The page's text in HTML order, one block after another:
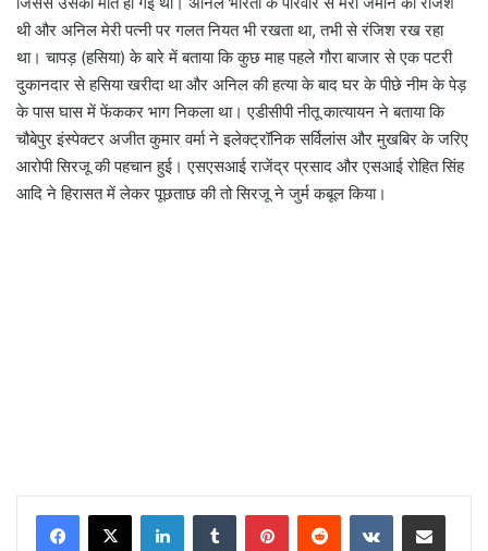
थी और अनिल मेरी पत्नी पर गलत नियत भी रखता था, तभी से रंजिश रख रहा
था। चापड़ (हसिया) के बारे में बताया कि कुछ माह पहले गौरा बाजार से एक पटरी
दुकानदार से हसिया खरीदा था और अनिल की हत्या के बाद घर के पीछे नीम के पेड़
के पास घास में फेंककर भाग निकला था। एडीसीपी नीतू कात्यायन ने बताया कि
चौबेपुर इंस्पेक्टर अजीत कुमार वर्मा ने इलेक्ट्रॉनिक सर्विलांस और मुखबिर के जरिए
आरोपी सिरजू की पहचान हुई। एसएसआई राजेंद्र प्रसाद और एसआई रोहित सिंह
आदि ने हिरासत में लेकर पूछताछ की तो सिरजू ने जुर्म कबूल किया।
LinkedInTumblr PinterestReddit VKontakteShare via Email